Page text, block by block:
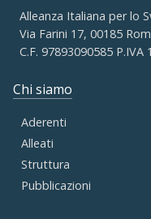
Alleanza Italiana per lo
Via Farini 17, 00185
C.F. 97893090585 P.IVA
Chi siamo
Aderenti
Alleati
Struttura
Pubblicazioni